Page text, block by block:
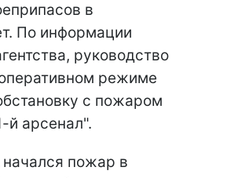
в
По информации
руководство
режиме
с пожаром
й арсенал".
пожар в